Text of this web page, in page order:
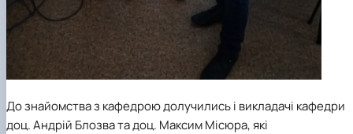
До знайомства з кафедрою долучились і викладачі кафедри
доц. Андрій Блозва та доц. Максим Місюра, які